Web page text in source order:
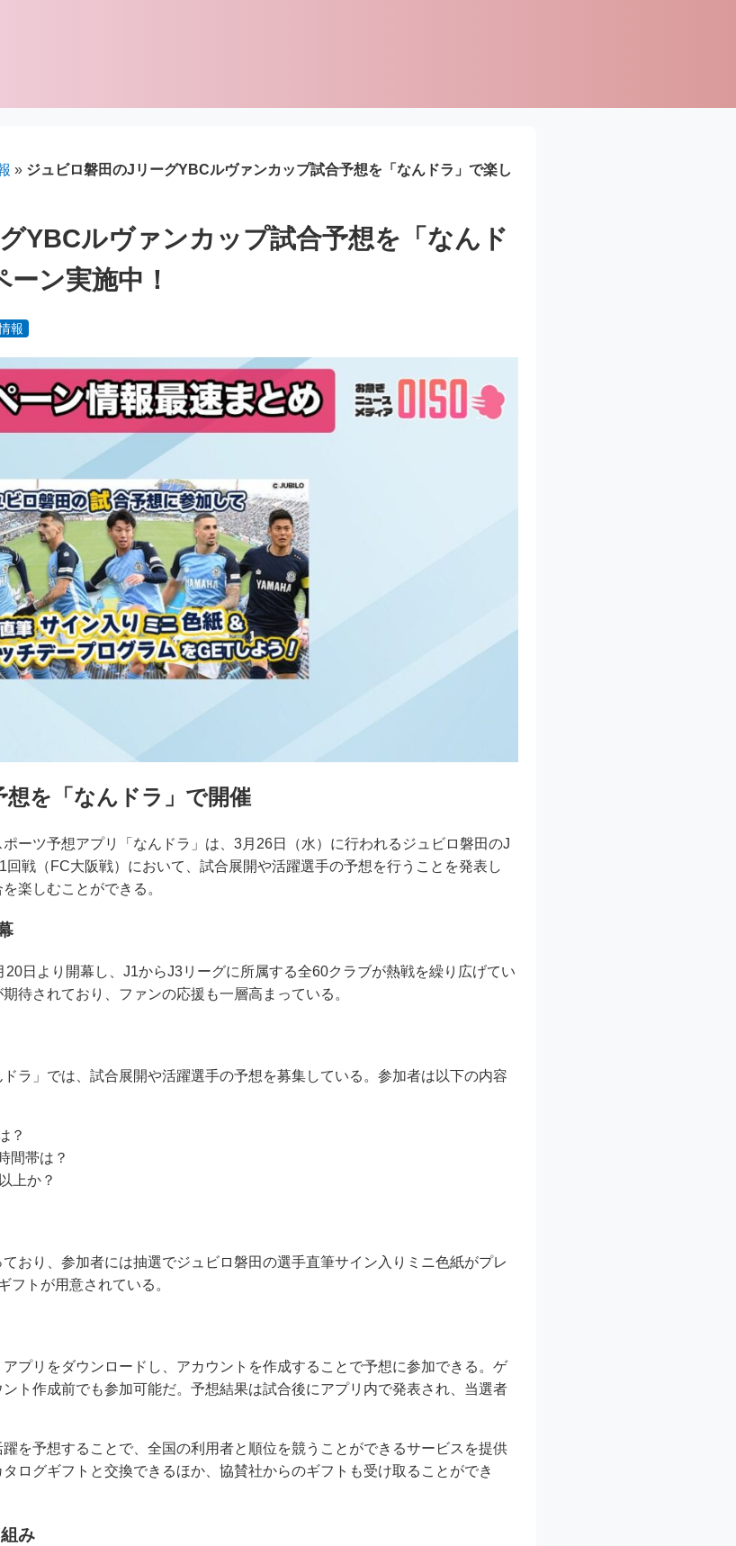
» ジュビロ磐田のJリーグYBCルヴァンカップ試合予想を「なんドラ」で楽し
YBCルヴァンカップ試合予想を「なんド
ン実施中！
報
を「なんドラ」で開催
ーツ予想アプリ「なんドラ」は、3月26日（水）に行われるジュビロ磐田のJ
戦（FC大阪戦）において、試合展開や活躍選手の予想を行うことを発表し
楽しむことができる。
日より開幕し、J1からJ3リーグに所属する全60クラブが熱戦を繰り広げてい
待されており、ファンの応援も一層高まっている。
ラ」では、試合展開や活躍選手の予想を募集している。参加者は以下の内容
？
間帯は？
上か？
おり、参加者には抽選でジュビロ磐田の選手直筆サイン入りミニ色紙がプレ
フトが用意されている。
プリをダウンロードし、アカウントを作成することで予想に参加できる。ゲ
ト作成前でも参加可能だ。予想結果は試合後にアプリ内で発表され、当選者
躍を予想することで、全国の利用者と順位を競うことができるサービスを提供
ログギフトと交換できるほか、協賛社からのギフトも受け取ることができ
み